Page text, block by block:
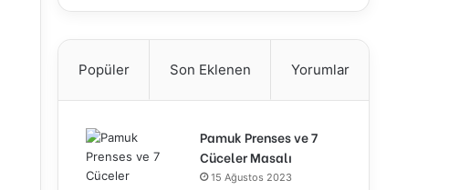
Popüler Son Eklenen Yorumlar
Pamuk Prenses ve 7
Cüceler Masalı
15 Ağustos 2023